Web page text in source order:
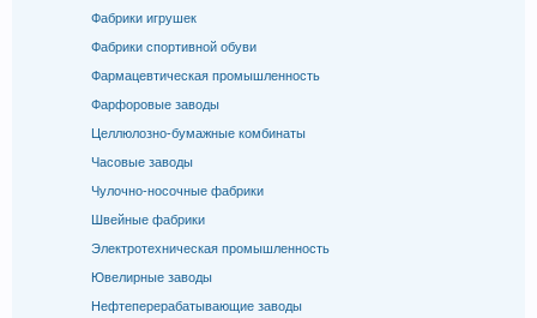
Фабрики игрушек
Фабрики спортивной обуви
Фармацевтическая промышленность
Фарфоровые заводы
Целлюлозно-бумажные комбинаты
Часовые заводы
Чулочно-носочные фабрики
Швейные фабрики
Электротехническая промышленность
Ювелирные заводы
Нефтеперерабатывающие заводы